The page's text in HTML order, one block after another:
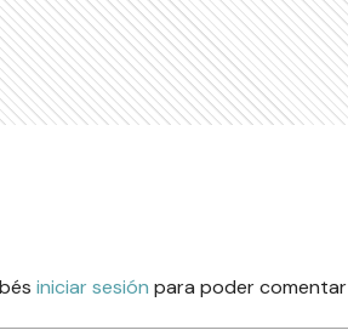
iniciar sesión para poder comentar